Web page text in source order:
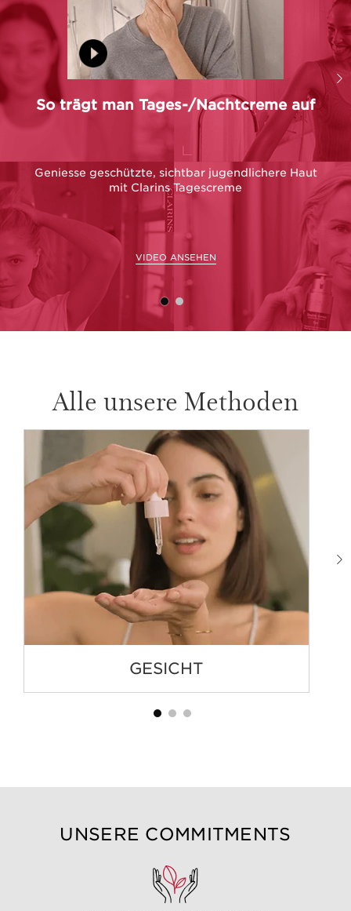
So trägt man Tages-/Nachtcreme auf
Geniesse geschützte, sichtbar jugendlichere Haut
mit Clarins Tagescreme
VIDEO ANSEHEN
Alle unsere Methoden
GESICHT
UNSERE COMMITMENTS